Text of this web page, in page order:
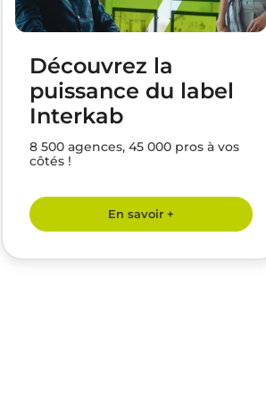
Découvrez la
puissance du label
Interkab
8 500 agences, 45 000 pros à vos
côtés !
En savoir +